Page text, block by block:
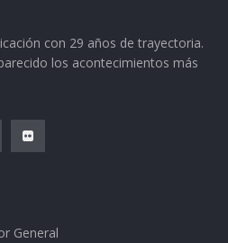
con 29 años de trayectoria.
los acontecimientos más
General